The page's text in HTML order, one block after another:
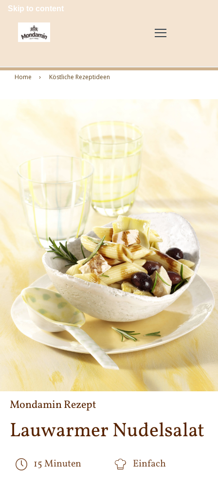
Skip to content
Home Köstliche Rezeptideen
Mondamin Rezept
Lauwarmer Nudelsalat
15 Minuten Einfach